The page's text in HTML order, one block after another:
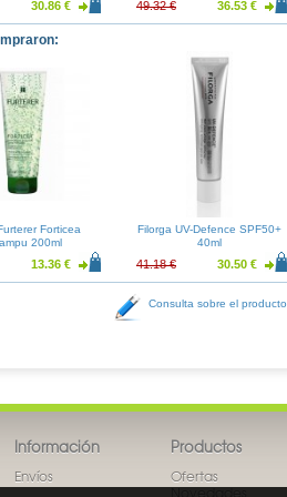
30.86 € 49.32 € 36.53 €
Forticea
200ml
13.36 €
Filorga UV-Defence SPF50+
40ml
41.18 € 30.50 €
Consulta sobre el producto
Productos
Ofertas
Novedades
Información
Envíos